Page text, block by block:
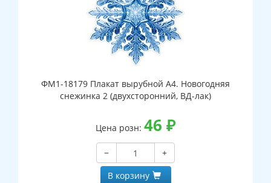
ФМ1-18179 Плакат вырубной А4. Новогодняя
снежинка 2 (двухсторонний, ВД-лак)
Цена розн: 46 ₽
−
+
В корзину